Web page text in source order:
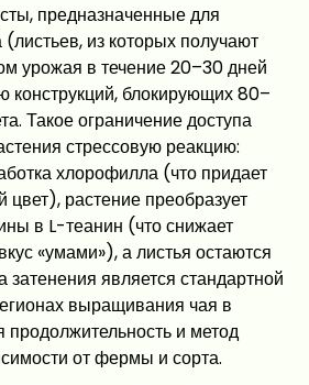
предназначенные для
(листьев, из которых получают
урожая в течение 20–30 дней
конструкций, блокирующих 80–
Такое ограничение доступа
стрессовую реакцию:
хлорофилла (что придает
растение преобразует
в L-теанин (что снижает
«умами»), а листья остаются
является стандартной
выращивания чая в
продолжительность и метод
от фермы и сорта.